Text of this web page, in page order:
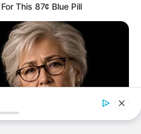
70 FBO Negócios de
Av. Cristiano Machado, 2940 -
/ MG
This 87¢ Blue Pill